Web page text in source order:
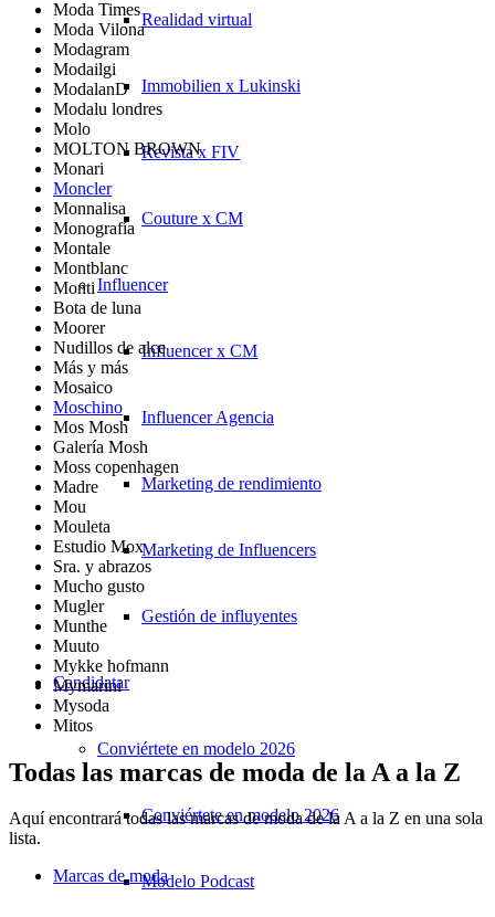
Realidad virtual
Immobilien x Lukinski
Revista x FIV
Couture x CM
Influencer
Influencer x CM
Influencer Agencia
Marketing de rendimiento
Marketing de Influencers
Gestión de influyentes
Candidatar
Conviértete en modelo 2026
Conviértete en modelo 2026
Modelo Podcast
Moda Times
Moda Vilona
Modagram
Modailgi
ModalanD
Modalu londres
Molo
MOLTON BROWN
Monari
Moncler
Monnalisa
Monografía
Montale
Montblanc
Monti
Bota de luna
Moorer
Nudillos de alce
Más y más
Mosaico
Moschino
Mos Mosh
Galería Mosh
Moss copenhagen
Madre
Mou
Mouleta
Estudio Mox
Sra. y abrazos
Mucho gusto
Mugler
Munthe
Muuto
Mykke hofmann
Mymarini
Mysoda
Mitos
Todas las marcas de moda de la A a la Z
Aquí encontrará todas las marcas de moda de la A a la Z en una sola
lista.
Marcas de moda